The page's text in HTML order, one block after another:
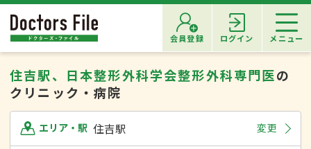
会員登録 ログイン メニュー
住吉駅、日本整形外科学会整形外科専門医の
クリニック・病院
エリア・駅 住吉駅 変更